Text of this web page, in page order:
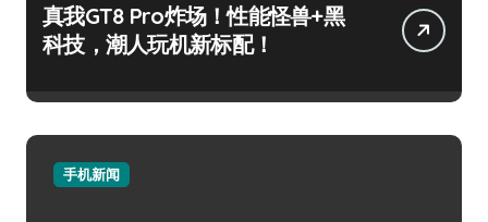
真我GT8 Pro炸场！性能怪兽+黑
科技，潮人玩机新标配！
手机新闻